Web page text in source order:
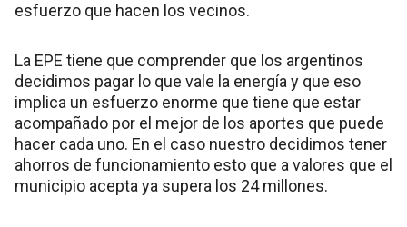
esfuerzo que hacen los vecinos.
La EPE tiene que comprender que los argentinos
decidimos pagar lo que vale la energía y que eso
implica un esfuerzo enorme que tiene que estar
acompañado por el mejor de los aportes que puede
hacer cada uno. En el caso nuestro decidimos tener
ahorros de funcionamiento esto que a valores que el
municipio acepta ya supera los 24 millones.